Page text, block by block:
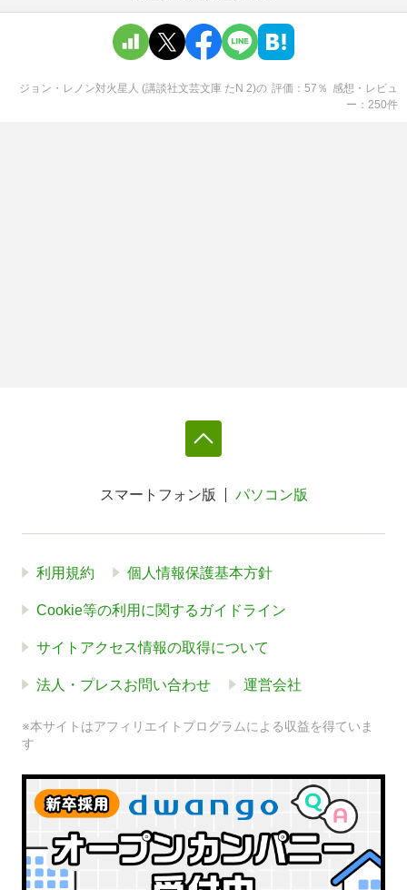
ジョン・レノン対火星人 (講談社文芸文庫 たN 2)の 評価 57 ％ 感想・レビュ
ー
250件
スマートフォン版 パソコン版
利用規約 個人情報保護基本方針
Cookie等の利用に関するガイドライン
サイトアクセス情報の取得について
法人・プレスお問い合わせ 運営会社
※本サイトはアフィリエイトプログラムによる収益を得ていま
す